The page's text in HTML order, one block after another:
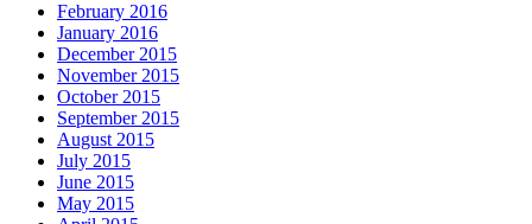
February 2016
January 2016
December 2015
November 2015
October 2015
September 2015
August 2015
July 2015
June 2015
May 2015